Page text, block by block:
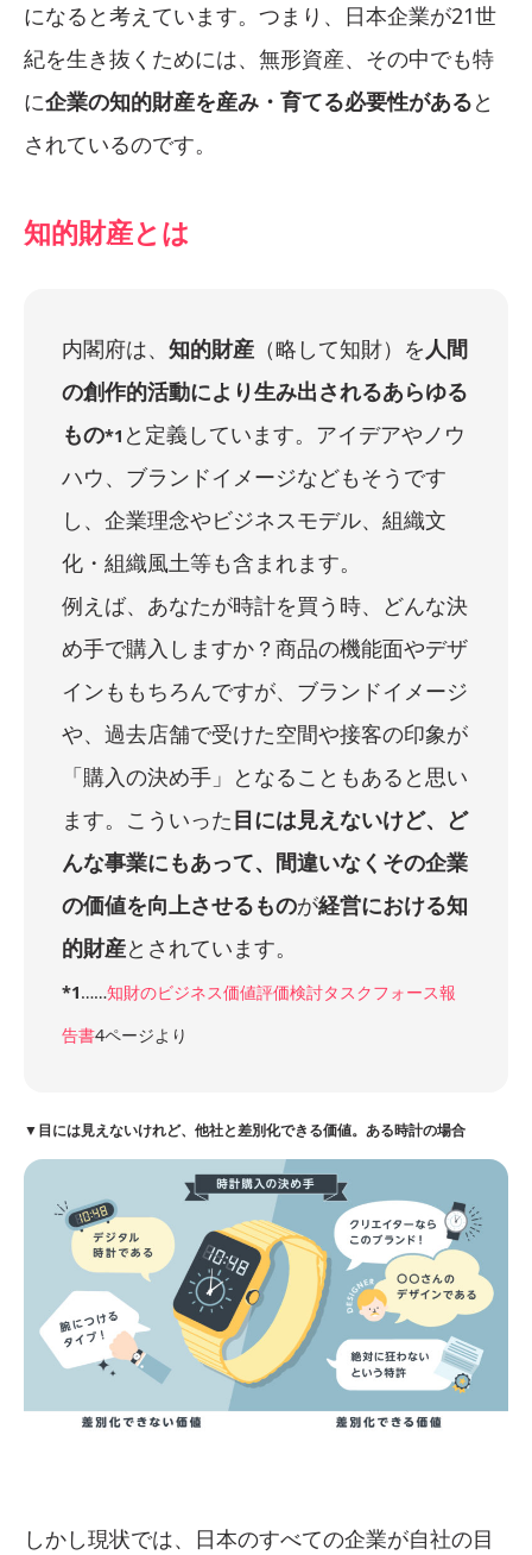
になると考えています。つまり、日本企業が21世
紀を生き抜くためには、無形資産、その中でも特
に企業の知的財産を産み・育てる必要性があると
されているのです。
知的財産とは
内閣府は、 知的財産 （略して知財）を人間
の創作的活動により生み出されるあらゆる
もの*1 と定義しています。アイデアやノウ
ハウ、ブランドイメージなどもそうです
し、企業理念やビジネスモデル、組織文
化・組織風土等も含まれます。
例えば、あなたが時計を買う時、どんな決
め手で購入しますか？商品の機能面やデザ
インももちろんですが、ブランドイメージ
や、過去店舗で受けた空間や接客の印象が
「購入の決め手」となることもあると思い
ます。こういった目には見えないけど、ど
んな事業にもあって、間違いなくその企業
の価値を向上させるものが経営における知
的財産とされています。
*1……知財のビジネス価値評価検討タスクフォース報
告書4ページより
▼目には見えないけれど、他社と差別化できる価値。ある時計の場合
しかし現状では、日本のすべての企業が自社の目